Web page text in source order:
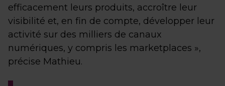
efficacement leurs produits, accroître leur
visibilité et, en fin de compte, développer leur
activité sur des milliers de canaux
numériques, y compris les marketplaces »,
précise Mathieu.